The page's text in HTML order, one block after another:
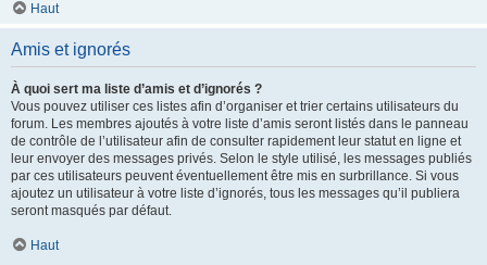
Haut
Amis et ignorés
À quoi sert ma liste d’amis et d’ignorés ?
Vous pouvez utiliser ces listes afin d’organiser et trier certains utilisateurs du
forum. Les membres ajoutés à votre liste d’amis seront listés dans le panneau
de contrôle de l’utilisateur afin de consulter rapidement leur statut en ligne et
leur envoyer des messages privés. Selon le style utilisé, les messages publiés
par ces utilisateurs peuvent éventuellement être mis en surbrillance. Si vous
ajoutez un utilisateur à votre liste d’ignorés, tous les messages qu’il publiera
seront masqués par défaut.
Haut